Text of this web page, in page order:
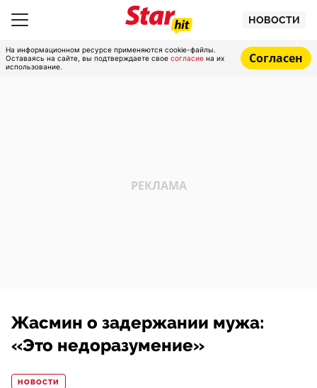
НОВОСТИ
На информационном ресурсе применяются cookie-файлы.
Оставаясь на сайте, вы подтверждаете свое согласие на их
использование.
Согласен
Жасмин о задержании мужа:
«Это недоразумение»
НОВОСТИ